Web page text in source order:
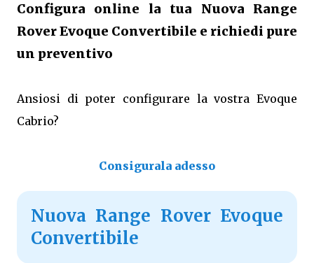
Configura online la tua Nuova Range
Rover Evoque Convertibile e richiedi pure
un preventivo
Ansiosi di poter configurare la vostra Evoque
Cabrio?
Consigurala adesso
Nuova Range Rover Evoque
Convertibile